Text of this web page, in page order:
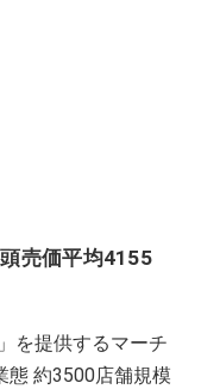
売価平均4155
を提供するマーチ
態 約3500店舗規模